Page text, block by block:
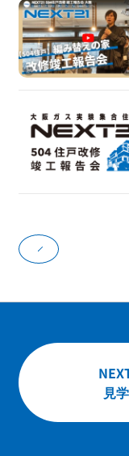
採用情報
プレスリリー
見